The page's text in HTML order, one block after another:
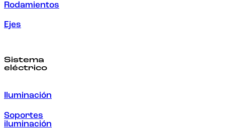
Rodamientos
Ejes
Sistema
eléctrico
Iluminación
Soportes
iluminación